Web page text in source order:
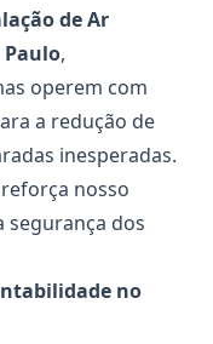
de Ar
Paulo,
operem com
a redução de
inesperadas.
nosso
segurança dos
no